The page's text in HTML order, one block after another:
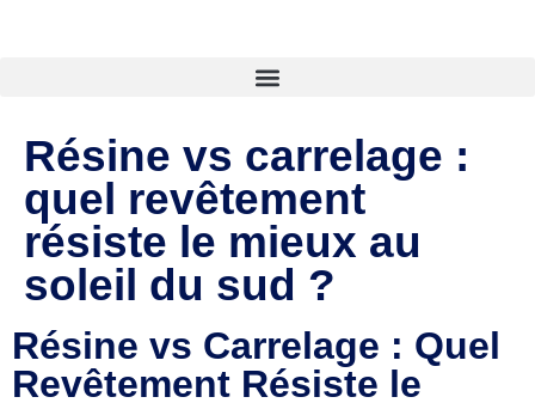
Résine vs carrelage :
quel revêtement
résiste le mieux au
soleil du sud ?
Résine vs Carrelage : Quel
Revêtement Résiste le